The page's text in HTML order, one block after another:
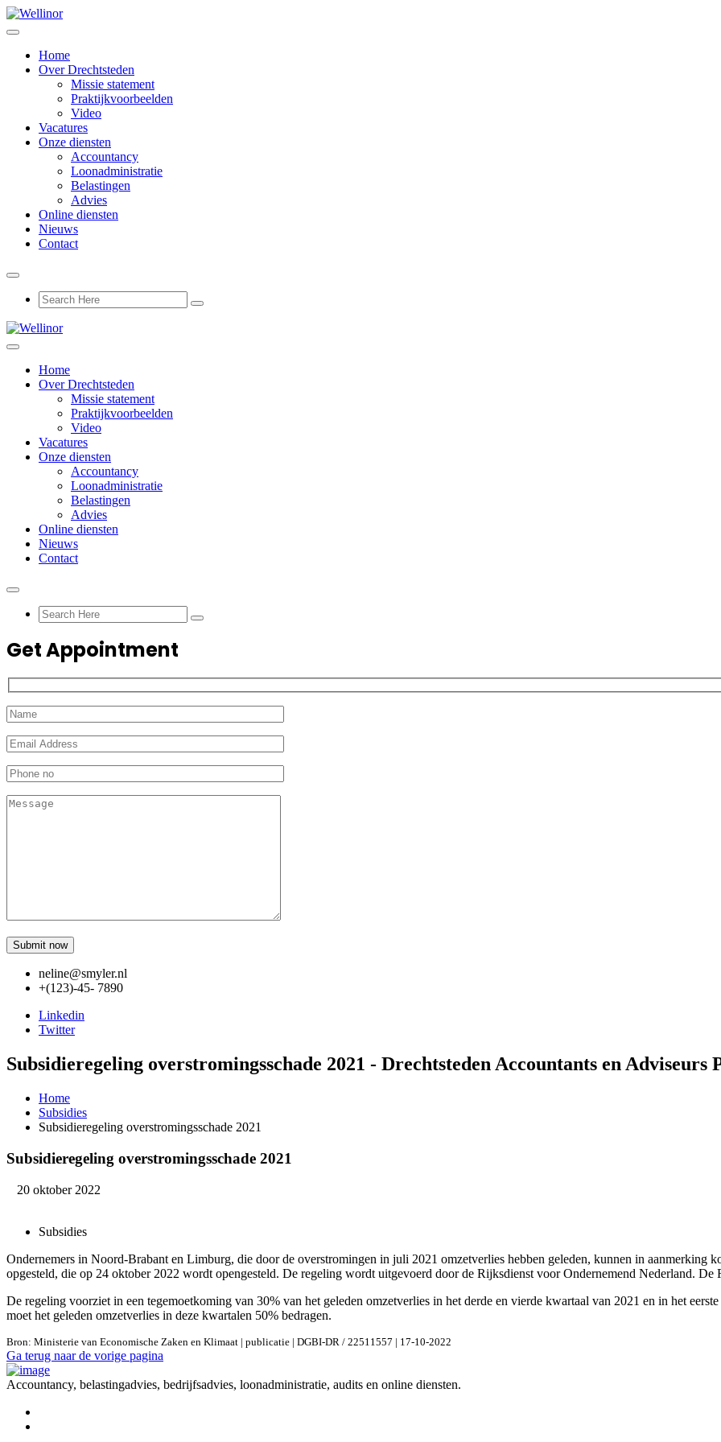
Home
Over Drechtsteden
Missie statement
Praktijkvoorbeelden
Video
Vacatures
Onze diensten
Accountancy
Loonadministratie
Belastingen
Advies
Online diensten
Nieuws
Contact
Home
Over Drechtsteden
Missie statement
Praktijkvoorbeelden
Video
Vacatures
Onze diensten
Accountancy
Loonadministratie
Belastingen
Advies
Online diensten
Nieuws
Contact
Get Appointment
neline@smyler.nl
+(123)-45- 7890
Linkedin
Twitter
Subsidieregeling overstromingsschade 2021 - Drechtsteden Accountants en Adviseurs
Home
Subsidies
Subsidieregeling overstromingsschade 2021
Subsidieregeling overstromingsschade 2021
20 oktober 2022
Subsidies
Ondernemers in Noord-Brabant en Limburg, die door de overstromingen in juli 2021 omzetverlies hebben geleden, kunnen in aanmerking
opgesteld, die op 24 oktober 2022 wordt opengesteld. De regeling wordt uitgevoerd door de Rijksdienst voor Ondernemend Nederland.
De regeling voorziet in een tegemoetkoming van 30% van het geleden omzetverlies in het derde en vierde kwartaal van 2021 en in het
moet het geleden omzetverlies in deze kwartalen 50% bedragen.
Bron: Ministerie van Economische Zaken en Klimaat | publicatie | DGBI-DR / 22511557 | 17-10-2022
Ga terug naar de vorige pagina
Accountancy, belastingadvies, bedrijfsadvies, loonadministratie, audits en online diensten.